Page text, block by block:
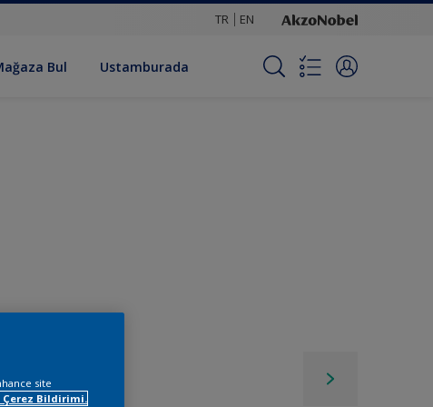
TR EN
Bul Ustamburada
site
Bildirimi.